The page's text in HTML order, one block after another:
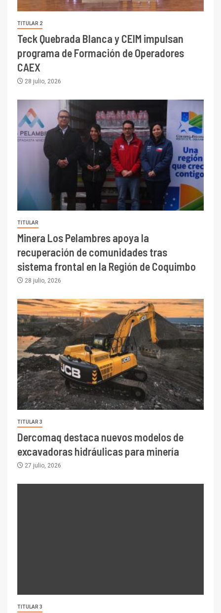
TITULAR 2
Teck Quebrada Blanca y CEIM impulsan
programa de Formación de Operadores
CAEX
28 julio, 2026
TITULAR
Minera Los Pelambres apoya la
recuperación de comunidades tras
sistema frontal en la Región de Coquimbo
28 julio, 2026
TITULAR 3
Dercomaq destaca nuevos modelos de
excavadoras hidráulicas para minería
27 julio, 2026
TITULAR 3